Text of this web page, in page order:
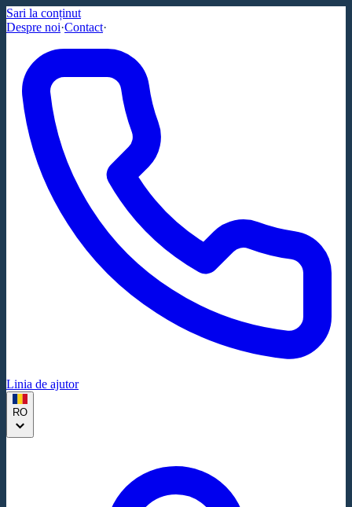
Sari la conținut
Despre noi·Contact·
Linia de ajutor
RO